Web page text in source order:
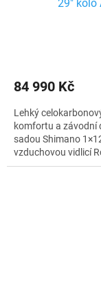
29" kolo
84 990 Kč
Lehký
komfortu a závodní
sadou Shimano
vzduchovou vidlicí
pohodlí v terénu